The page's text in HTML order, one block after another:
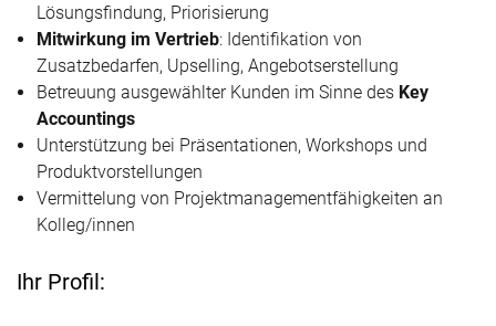
Lösungsfindung, Priorisierung
Mitwirkung im Vertrieb: Identifikation von
Zusatzbedarfen, Upselling, Angebotserstellung
Betreuung ausgewählter Kunden im Sinne des Key
Accountings
Unterstützung bei Präsentationen, Workshops und
Produktvorstellungen
Vermittelung von Projektmanagementfähigkeiten an
Kolleg/innen
Ihr Profil: